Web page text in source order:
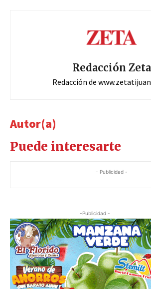
Redacción Zeta
Redacción de
Autor(a)
Puede interesarte
- Publicidad -
-Publicidad -